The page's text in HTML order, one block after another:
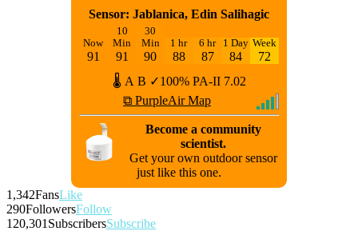
Sensor: Jablanica, Edin Salihagic
Now
91
10
Min
91
30
Min
90
1 hr
88
6 hr
87
1 Day
84
Week
72
🌡 A B ✓100% PA-II 7.02
⧉ PurpleAir Map
Become a community
scientist.
Get your own outdoor sensor
just like this one.
1,342FansLike
290FollowersFollow
120,301 SubscribersSubscribe